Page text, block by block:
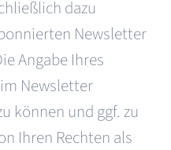
dazu
Newsletter
Angabe Ihres
Newsletter
können und ggf. zu
Ihren Rechten als